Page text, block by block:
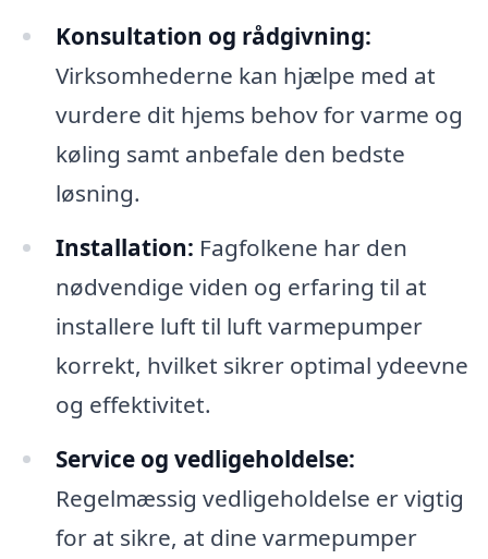
Konsultation og rådgivning:
Virksomhederne kan hjælpe med at
vurdere dit hjems behov for varme og
køling samt anbefale den bedste
løsning.
Installation: Fagfolkene har den
nødvendige viden og erfaring til at
installere luft til luft varmepumper
korrekt, hvilket sikrer optimal ydeevne
og effektivitet.
Service og vedligeholdelse:
Regelmæssig vedligeholdelse er vigtig
for at sikre, at dine varmepumper